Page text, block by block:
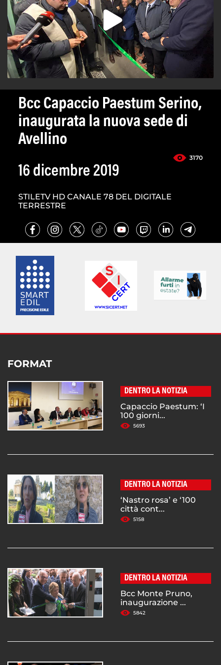
Bcc Capaccio Paestum Serino,
inaugurata la nuova sede di
Avellino
3170
16 dicembre 2019
STILETV HD CANALE 78 DEL DIGITALE
TERRESTRE
FORMAT
DENTRO LA NOTIZIA
Capaccio Paestum: ‘I
100 giorni...
5693
DENTRO LA NOTIZIA
‘Nastro rosa’ e ‘100
città cont...
5158
DENTRO LA NOTIZIA
Bcc Monte Pruno,
inaugurazione ...
5842